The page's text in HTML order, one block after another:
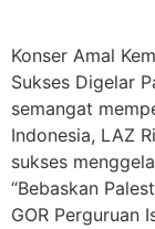
Konser Amal
Sukses Digelar
semangat
Indonesia, LAZ
sukses
“Bebaskan
GOR Perguruan